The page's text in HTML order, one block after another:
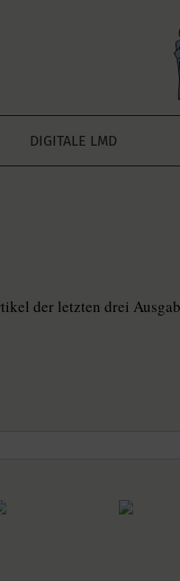
DIGITALE LMD
der letzten drei